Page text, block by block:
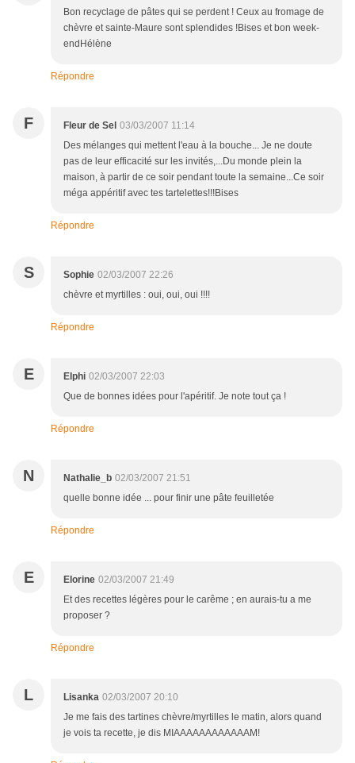
Bon recyclage de pâtes qui se perdent ! Ceux au fromage de
chèvre et sainte-Maure sont splendides !Bises et bon week-
endHélène
Répondre
F Fleur de Sel 03/03/2007 11:14
Des mélanges qui mettent l'eau à la bouche... Je ne doute
pas de leur efficacité sur les invités,...Du monde plein la
maison, à partir de ce soir pendant toute la semaine...Ce soir
méga appéritif avec tes tartelettes!!!Bises
Répondre
S Sophie 02/03/2007 22:26
chèvre et myrtilles : oui, oui, oui !!!!
Répondre
E Elphi 02/03/2007 22:03
Que de bonnes idées pour l'apéritif. Je note tout ça !
Répondre
N Nathalie_b 02/03/2007 21:51
quelle bonne idée ... pour finir une pâte feuilletée
Répondre
E Elorine 02/03/2007 21:49
Et des recettes légères pour le carême ; en aurais-tu a me
proposer ?
Répondre
L Lisanka 02/03/2007 20:10
Je me fais des tartines chèvre/myrtilles le matin, alors quand
je vois ta recette, je dis MIAAAAAAAAAAAAM!